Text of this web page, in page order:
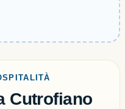
Cutrofiano